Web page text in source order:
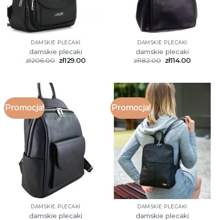
DAMSKIE PLECAKI
damskie plecaki
zł206.00 zł129.00
DAMSKIE PLECAKI
damskie plecaki
zł182.00 zł114.00
Promocja!
DAMSKIE PLECAKI
damskie plecaki
Promocja!
DAMSKIE PLECAKI
damskie plecaki